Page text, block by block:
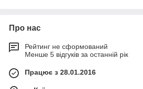
Про нас
Рейтинг не сформований
Менше 5 відгуків за останній рік
Працює з 28.01.2016